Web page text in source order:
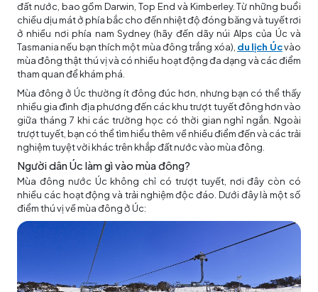
đất nước, bao gồm Darwin, Top End và Kimberley. Từ những buổi
chiều dịu mát ở phía bắc cho đến nhiệt độ đóng băng và tuyết rơi
ở nhiều nơi phía nam Sydney (hãy đến dãy núi Alps của Úc và
Tasmania nếu bạn thích một mùa đông trắng xóa), du lịch Úcvào
mùa đông thật thú vị và có nhiều hoạt động đa dạng và các điểm
tham quan để khám phá.
Mùa đông ở Úc thường ít đông đúc hơn, nhưng bạn có thể thấy
nhiều gia đình địa phương đến các khu trượt tuyết đông hơn vào
giữa tháng 7 khi các trường học có thời gian nghỉ ngắn. Ngoài
trượt tuyết, bạn có thể tìm hiểu thêm về nhiều điểm đến và các trải
nghiệm tuyệt vời khác trên khắp đất nước vào mùa đông.
Người dân Úc làm gì vào mùa đông?
Mùa đông nước Úc không chỉ có trượt tuyết, nơi đây còn có
nhiều các hoạt động và trải nghiệm độc đáo. Dưới đây là một số
điểm thú vị về mùa đông ở Úc: